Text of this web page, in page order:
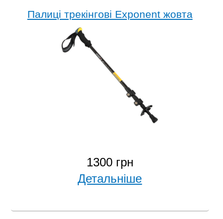
Палиці трекінгові Exponent жовта
1300 грн
Детальніше